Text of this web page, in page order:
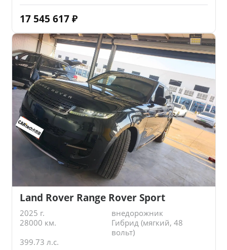
17 545 617 ₽
Land Rover Range Rover Sport
2025 г.
внедорожник
28000 км.
Гибрид (мягкий, 48
вольт)
399.73 л.с.